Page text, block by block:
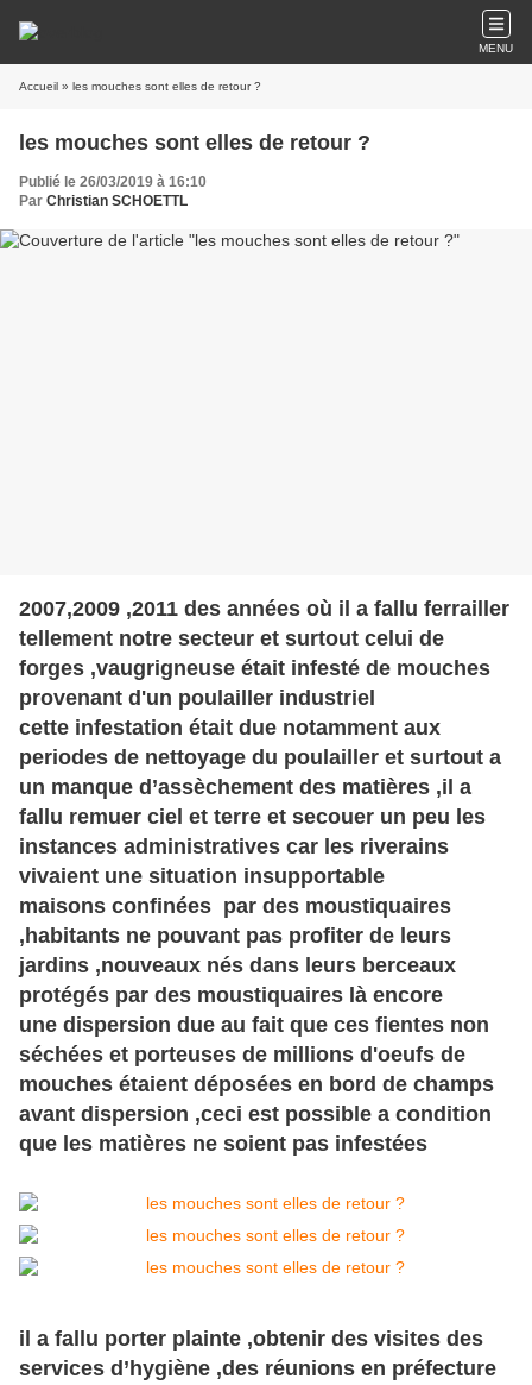
MENU
Accueil » les mouches sont elles de retour ?
les mouches sont elles de retour ?
Publié le 26/03/2019 à 16:10
Par Christian SCHOETTL
2007,2009 ,2011 des années où il a fallu ferrailler
tellement notre secteur et surtout celui de
forges ,vaugrigneuse était infesté de mouches
provenant d'un poulailler industriel
cette infestation était due notamment aux
periodes de nettoyage du poulailler et surtout a
un manque d’assèchement des matières ,il a
fallu remuer ciel et terre et secouer un peu les
instances administratives car les riverains
vivaient une situation insupportable
maisons confinées par des moustiquaires
,habitants ne pouvant pas profiter de leurs
jardins ,nouveaux nés dans leurs berceaux
protégés par des moustiquaires là encore
une dispersion due au fait que ces fientes non
séchées et porteuses de millions d'oeufs de
mouches étaient déposées en bord de champs
avant dispersion ,ceci est possible a condition
que les matières ne soient pas infestées
il a fallu porter plainte ,obtenir des visites des
services d’hygiène ,des réunions en préfecture